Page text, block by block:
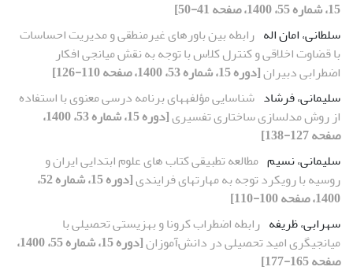
15، شماره 55، 1400، صفحه 41-50]
سلطانی، امان اله رابطه بین باورهای غیرمنطقی و مدیریت احساسات
با قضاوت اخلاقی و کنترل کلاس با توجه به نقش میانجی افکار
اضطرابی دبیران[دوره 15، شماره 53، 1400، صفحه 110-126]
سلیمانی، فرشاد شناسایی مؤلفه‏های برنامه درسی معنوی با استفاده
از روش مدل‏سازی ساختاری تفسیری
[دوره 15، شماره 53، 1400،
صفحه 127-138]
سلیمانی، نسیم مطالعه تطبیقی کتاب های علوم ابتدایی ایران و
روسیه با رویکرد توجه به مهارتهای فرایندی
[دوره 15، شماره 52،
1400، صفحه 100-110]
سهرابی، ظریفه رابطه اضطراب کرونا و بهزیستی تحصیلی با
میانجیگری امید تحصیلی در دانش‌آموزان
[دوره 15، شماره 55، 1400،
صفحه 165-177]